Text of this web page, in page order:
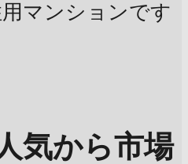
マンションです
気から市場